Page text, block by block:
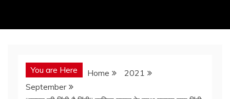
You are Here Home
2021
September